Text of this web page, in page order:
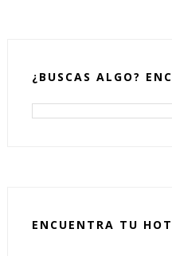
¿BUSCAS ALGO?
ENCUENTRA TU